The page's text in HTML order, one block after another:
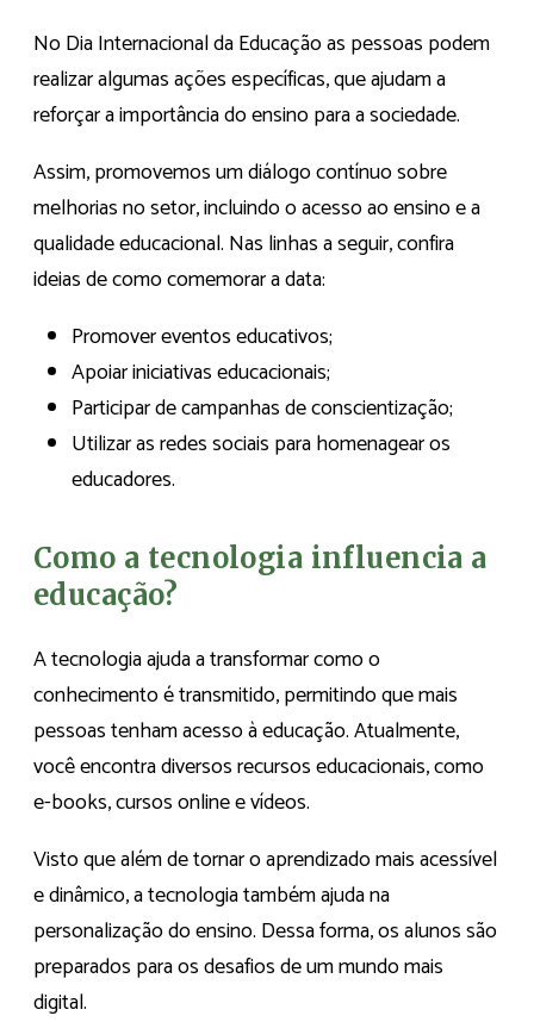
No Dia Internacional da Educação as pessoas podem
realizar algumas ações específicas, que ajudam a
reforçar a importância do ensino para a sociedade.
Assim, promovemos um diálogo contínuo sobre
melhorias no setor, incluindo o acesso ao ensino e a
qualidade educacional. Nas linhas a seguir, confira
ideias de como comemorar a data:
Promover eventos educativos;
Apoiar iniciativas educacionais;
Participar de campanhas de conscientização;
Utilizar as redes sociais para homenagear os
educadores.
Como a tecnologia influencia a
educação?
A tecnologia ajuda a transformar como o
conhecimento é transmitido, permitindo que mais
pessoas tenham acesso à educação. Atualmente,
você encontra diversos recursos educacionais, como
e-books, cursos online e vídeos.
Visto que além de tornar o aprendizado mais acessível
e dinâmico, a tecnologia também ajuda na
personalização do ensino. Dessa forma, os alunos são
preparados para os desafios de um mundo mais
digital.